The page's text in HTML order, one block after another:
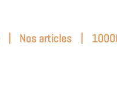
| Nos articles |